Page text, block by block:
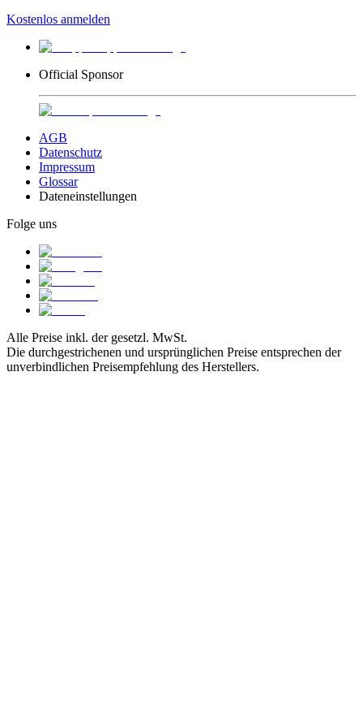
Kostenlos anmelden
Official Sponsor
AGB
Datenschutz
Impressum
Glossar
Dateneinstellungen
Folge uns
Alle Preise inkl. der gesetzl. MwSt.
Die durchgestrichenen und ursprünglichen Preise entsprechen der
unverbindlichen Preisempfehlung des Herstellers.